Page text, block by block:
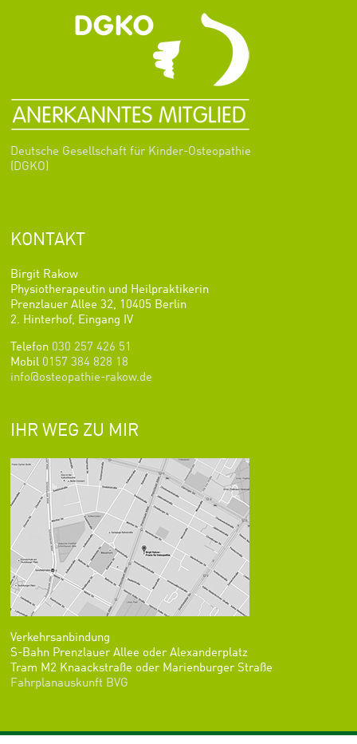
Deutsche Gesellschaft für Kinder-Osteopathie
(DGKO)
KONTAKT
Birgit Rakow
Physiotherapeutin und Heilpraktikerin
Prenzlauer Allee 32, 10405 Berlin
2. Hinterhof, Eingang IV
Telefon 030 257 426 51
Mobil 0157 384 828 18
info@osteopathie-rakow.de
IHR WEG ZU MIR
Verkehrsanbindung
S-Bahn Prenzlauer Allee oder Alexanderplatz
Tram M2 Knaackstraße oder Marienburger Straße
Fahrplanauskunft BVG